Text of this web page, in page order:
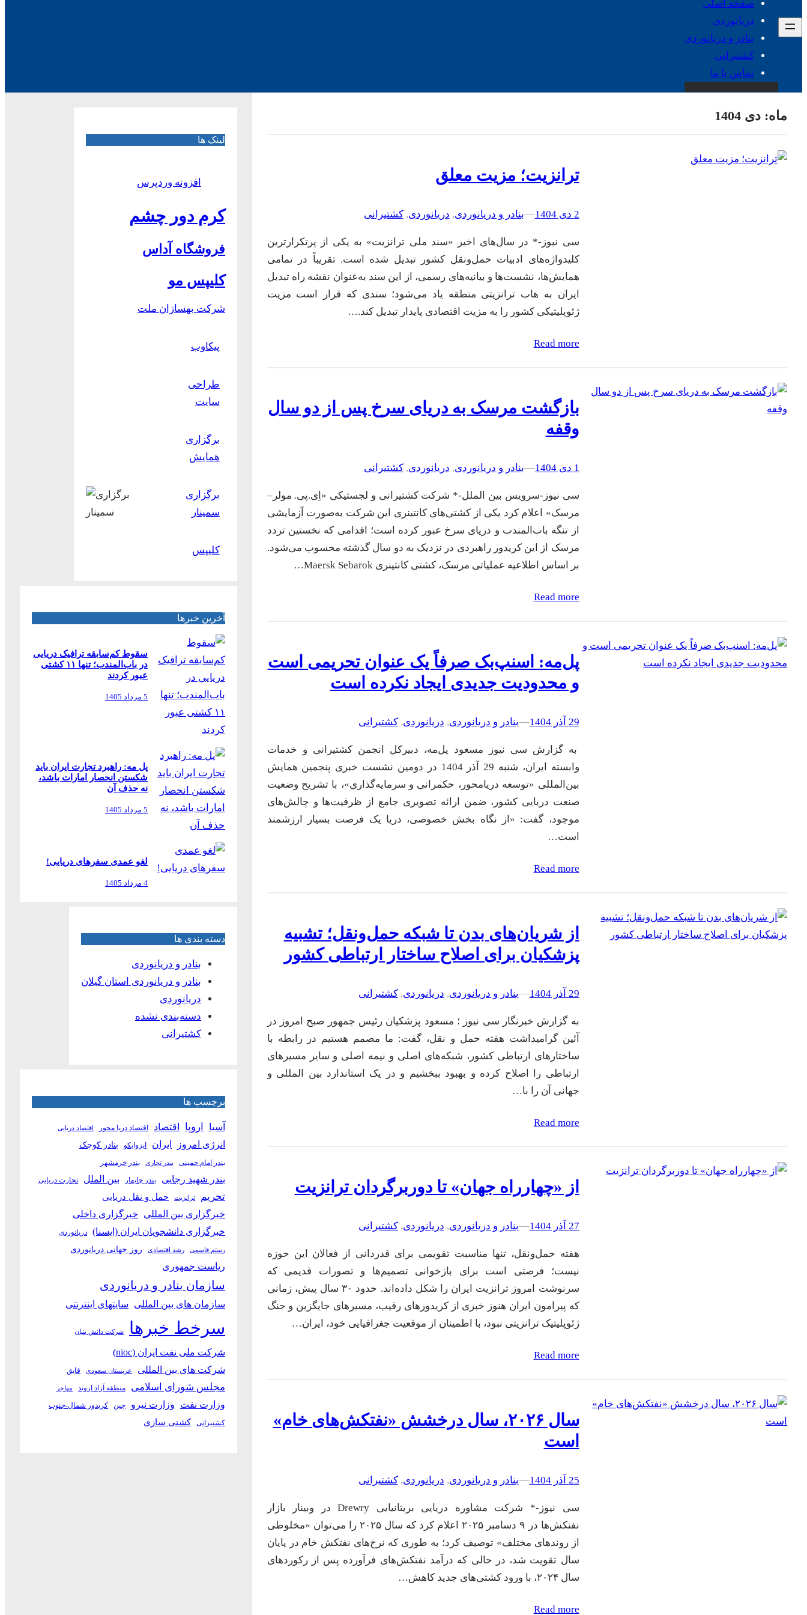
صفحه اصلی
دریانوردی
بنادر و دریانوردی
کشتیرانی
تماس با ما
ماه: دی 1404
ترانزیت؛ مزیت معلق
2 دی 1404 –
–بنادر و دریانوردی, دریانوردی, کشتیرانی
سی نیوز-* در سال‌های اخیر «سند ملی ترانزیت» به یکی از پرتکرارترین
کلیدواژه‌های ادبیات حمل‌ونقل کشور تبدیل شده است. تقریباً در تمامی
همایش‌ها، نشست‌ها و بیانیه‌های رسمی، از این سند به‌عنوان نقشه راه تبدیل
ایران به هاب ترانزیتی منطقه یاد می‌شود؛ سندی که قرار است مزیت
ژئوپلیتیکی کشور را به مزیت اقتصادی پایدار تبدیل کند.…
Read more
بازگشت مرسک به دریای سرخ پس از دو سال
وقفه
1 دی 1404 –
–بنادر و دریانوردی, دریانوردی, کشتیرانی
سی نیوز-سرویس بین الملل-* شرکت کشتیرانی و لجستیکی «اِی.پی. مولر–
مرسک» اعلام کرد یکی از کشتی‌های کانتینری این شرکت به‌صورت آزمایشی
از تنگه باب‌المندب و دریای سرخ عبور کرده است؛ اقدامی که نخستین تردد
مرسک از این کریدور راهبردی در نزدیک به دو سال گذشته محسوب می‌شود.
بر اساس اطلاعیه عملیاتی مرسک، کشتی کانتینری Maersk Sebarok…
Read more
پل‌مه: اسنپ‌بک صرفاً یک عنوان تحریمی است
و محدودیت جدیدی ایجاد نکرده است
29 آذر 1404 –
–بنادر و دریانوردی, دریانوردی, کشتیرانی
به گزارش سی نیوز مسعود پل‌مه، دبیرکل انجمن کشتیرانی و خدمات
وابسته ایران، شنبه 29 آذر 1404 در دومین نشست خبری پنجمین همایش
بین‌المللی «توسعه دریامحور، حکمرانی و سرمایه‌گذاری»، با تشریح وضعیت
صنعت دریایی کشور، ضمن ارائه تصویری جامع از ظرفیت‌ها و چالش‌های
موجود، گفت: «از نگاه بخش خصوصی، دریا یک فرصت بسیار ارزشمند
است…
Read more
از شریان‌های بدن تا شبکه حمل‌ونقل؛ تشبیه
پزشکیان برای اصلاح ساختار ارتباطی کشور
29 آذر 1404 –
–بنادر و دریانوردی, دریانوردی, کشتیرانی
به گزارش خبرنگار سی نیوز ؛ مسعود پزشکیان رئیس جمهور صبح امروز در
آئین گرامیداشت هفته حمل و نقل، گفت: ما مصمم هستیم در رابطه با
ساختارهای ارتباطی کشور، شبکه‌های اصلی و نیمه اصلی و سایر مسیرهای
ارتباطی را اصلاح کرده و بهبود ببخشیم و در یک استاندارد بین المللی و
جهانی آن را با…
Read more
از «چهارراه جهان» تا دوربرگردان ترانزیت
27 آذر 1404 –
–بنادر و دریانوردی, دریانوردی, کشتیرانی
هفته حمل‌ونقل، تنها مناسبت تقویمی برای قدردانی از فعالان این حوزه
نیست؛ فرصتی است برای بازخوانی تصمیم‌ها و تصورات قدیمی که
سرنوشت امروز ترانزیت ایران را شکل داده‌اند. حدود ۳۰ سال پیش، زمانی
که پیرامون ایران هنوز خبری از کریدورهای رقیب، مسیرهای جایگزین و جنگ
ژئوپلیتیک ترانزیتی نبود، با اطمینان از موقعیت جغرافیایی خود، ایران…
Read more
سال ۲۰۲۶، سال درخشش «نفتکش‌های خام»
است
25 آذر 1404 –
–بنادر و دریانوردی, دریانوردی, کشتیرانی
سی نیوز-* شرکت مشاوره دریایی بریتانیایی Drewry در وبینار بازار
نفتکش‌ها در ۹ دسامبر ۲۰۲۵ اعلام کرد که سال ۲۰۲۵ را می‌توان «مخلوطی
از روندهای مختلف» توصیف کرد؛ به طوری که نرخ‌های نفتکش خام در پایان
سال تقویت شد، در حالی که درآمد نفتکش‌های فرآورده پس از رکوردهای
سال ۲۰۲۴، با ورود کشتی‌های جدید کاهش…
Read more
لینک ها
افزونه وردپرس
کرم دور چشم
فروشگاه آداس
کلیپس مو
شرکت بهسازان ملت
پیکاوب
طراحی
سایت
برگزاری
همایش
برگزاری
سمینار
کلیپس
آخرین خبرها
سقوط کم‌سابقه ترافیک دریایی
در باب‌المندب؛ تنها ۱۱ کشتی
عبور کردند
5 مرداد 1405
پل مه: راهبرد تجارت ایران باید
شکستن انحصار امارات باشد،
نه حذف آن
5 مرداد 1405
لغو عمدی سفرهای دریایی!
4 مرداد 1405
دسته بندی ها
بنادر و دریانوردی
بنادر و دریانوردی استان گیلان
دریانوردی
دسته‌بندی نشده
کشتیرانی
برچسب ها
آسیا اروپا اقتصاد اقتصاد دریا محور اقتصاد دریایی
انرژی امروز ایران ایزوایکو بنادر کوچک
بندر امام خمینی بندر تجاری بندر خرمشهر
بندر شهید رجایی بندر چابهار بین الملل تجارت دریایی
تحریم ترانزیت حمل و نقل دریایی
خبرگزاری بین المللی خبرگزاری داخلی
خبرگزاری دانشجویان ایران (ایسنا)
دریانوردی
رستم قاسمی رشد اقتصادی روز جهانی دریانوردی
ریاست جمهوری
سازمان بنادر و دریانوردی
سازمان های بین المللی سایتهای اینترنتی
سرخط خبرها شرکت دانش بنیان
شرکت ملی نفت ایران (nioc)
شرکت های بین المللی
عربستان سعودی قایق
مجلس شورای اسلامی منطقه آزاد اروند مهاجر
وزارت نفت وزارت نیرو چین کریدور شمال-جنوب
کشتیرانی کشتی سازی